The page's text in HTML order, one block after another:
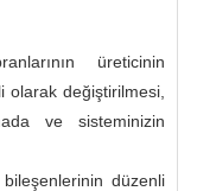
üreticinin
olarak değiştirilmesi,
ve sisteminizin
düzenli